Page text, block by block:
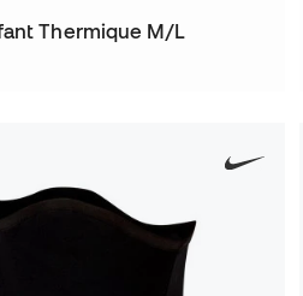
Thermique M/L